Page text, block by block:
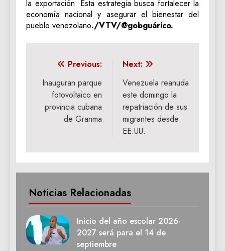
la exportación. Esta estrategia busca fortalecer la
economía nacional y asegurar el bienestar del
pueblo venezolano./VTV/@gobguárico.
Navegación
de
entradas
Previous:
Inauguran parque
fotovoltaico en
provincia cubana
de Granma
Next:
Venezuela reanuda
este domingo la
repatriación de sus
migrantes desde
EE.UU.
Noticias Relacionadas
Inicio del año escolar 2026-
2027 será para el 14 de
septiembre